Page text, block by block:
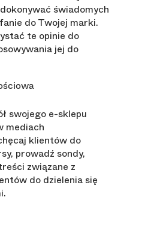
świadomych
do Twojej marki.
te opinie do
jej do
swojego e-sklepu
mediach
klientów do
prowadź sondy,
związane z
do dzielenia się